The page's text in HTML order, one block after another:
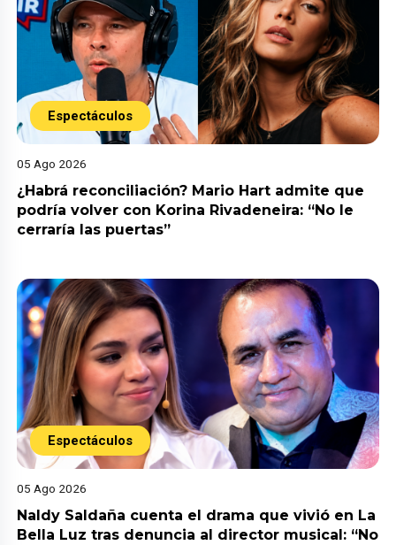
Espectáculos
05 Ago 2026
¿Habrá reconciliación? Mario Hart admite que
podría volver con Korina Rivadeneira: “No le
cerraría las puertas”
Espectáculos
05 Ago 2026
Naldy Saldaña cuenta el drama que vivió en La
Bella Luz tras denuncia al director musical: “No